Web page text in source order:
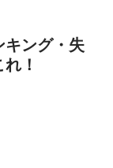
キング・失
！